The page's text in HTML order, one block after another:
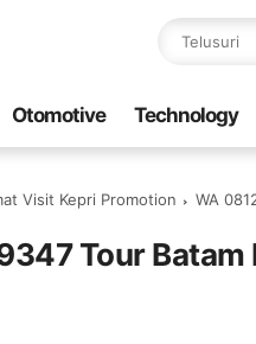
Otomotive Technology
Visit Kepri Promotion WA
Tour